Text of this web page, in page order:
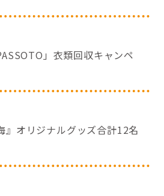
」衣類回収キャンペ
』オリジナルグッズ合計12名